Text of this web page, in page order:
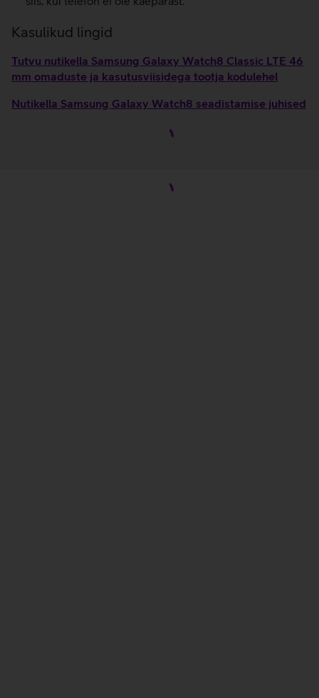
Kasulikud lingid
Tutvu nutikella Samsung Galaxy Watch8 Classic LTE 46
mm omaduste ja kasutusviisidega tootja kodulehel
Nutikella Samsung Galaxy Watch8 seadistamise juhised